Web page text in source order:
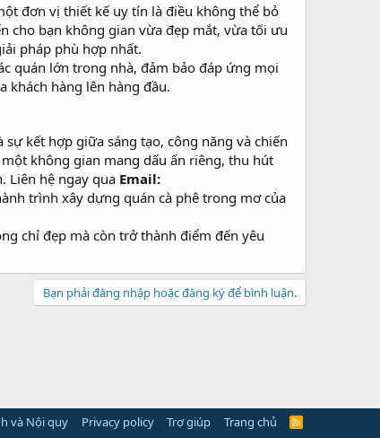
đơn vị thiết kế uy tín là điều không thể bỏ
cho bạn không gian vừa đẹp mắt, vừa tối ưu
pháp phù hợp nhất.
quán lớn trong nhà, đảm bảo đáp ứng mọi
khách hàng lên hàng đầu.
kết hợp giữa sáng tạo, công năng và chiến
không gian mang dấu ấn riêng, thu hút
Liên hệ ngay qua Email:
trình xây dựng quán cà phê trong mơ của
chỉ đẹp mà còn trở thành điểm đến yêu
Bạn phải đăng nhập hoặc đăng ký để bình luận.
và Nội quy Privacy policy Trợ giúp Trang chủ
R